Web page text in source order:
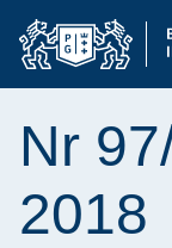
Nr
2018